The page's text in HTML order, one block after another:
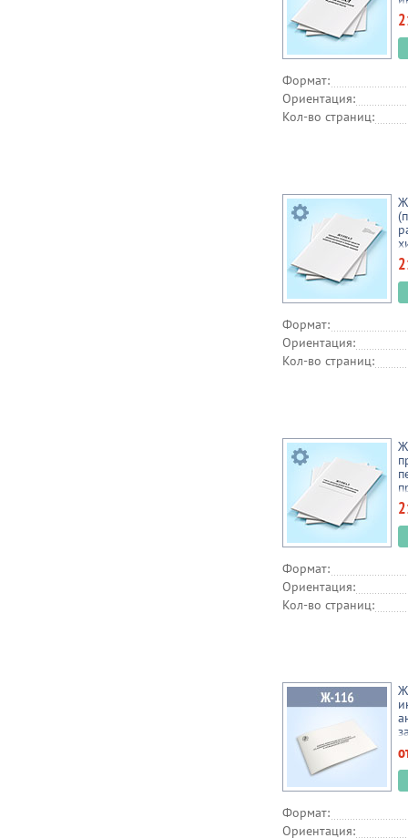
Формат:
Ориентация:
Кол-во страниц:
Формат:
Ориентация:
Кол-во страниц:
Формат:
Ориентация:
Кол-во страниц:
Формат:
Ориентация: